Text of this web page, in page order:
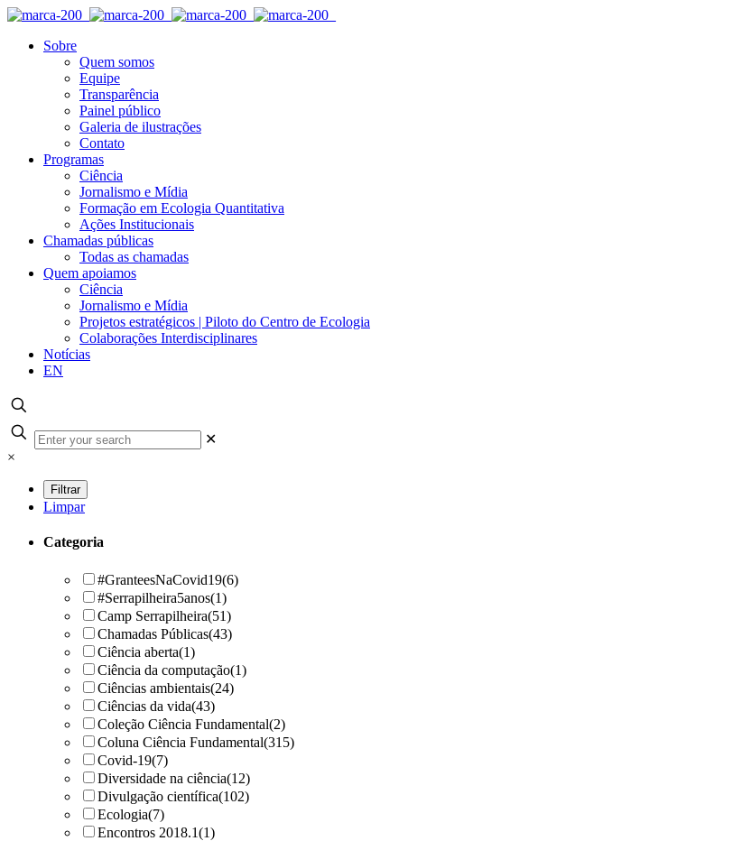
Sobre
Quem somos
Equipe
Transparência
Painel público
Galeria de ilustrações
Contato
Programas
Ciência
Jornalismo e Mídia
Formação em Ecologia Quantitativa
Ações Institucionais
Chamadas públicas
Todas as chamadas
Quem apoiamos
Ciência
Jornalismo e Mídia
Projetos estratégicos | Piloto do Centro de Ecologia
Colaborações Interdisciplinares
Notícias
EN
✕
×
Limpar
Categoria
#GranteesNaCovid19(6)
#Serrapilheira5anos(1)
Camp Serrapilheira(51)
Chamadas Públicas(43)
Ciência aberta(1)
Ciência da computação(1)
Ciências ambientais(24)
Ciências da vida(43)
Coleção Ciência Fundamental(2)
Coluna Ciência Fundamental(315)
Covid-19(7)
Diversidade na ciência(12)
Divulgação científica(102)
Ecologia(7)
Encontros 2018.1(1)